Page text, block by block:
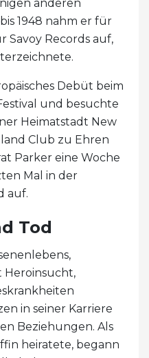
anderen
1948 nahm er für
Savoy Records auf,
Debüt beim
und besuchte
Heimatstadt New
Club zu Ehren
Parker eine Woche
Mal in der
auf.
Tod
Heroinsucht,
in seiner Karriere
Beziehungen. Als
heiratete, begann